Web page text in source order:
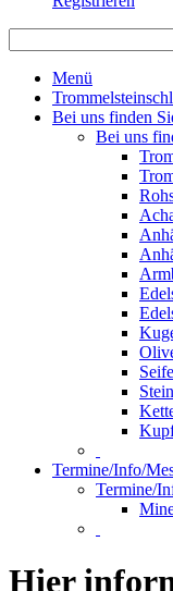
Menü
Bei uns finden
Bei uns
Termine/Info/
Termine/
Hier